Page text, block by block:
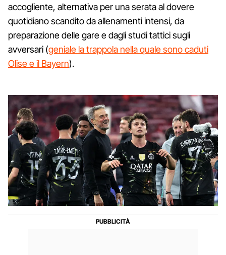
accogliente, alternativa per una serata al dovere
quotidiano scandito da allenamenti intensi, da
preparazione delle gare e dagli studi tattici sugli
avversari (geniale la trappola nella quale sono caduti
Olise e il Bayern).